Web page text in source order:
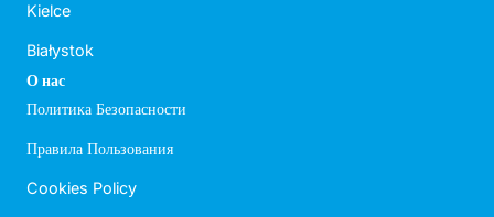
Kielce
Białystok
О нас
Политика Безопасности
Правила Пользования
Cookies Policy